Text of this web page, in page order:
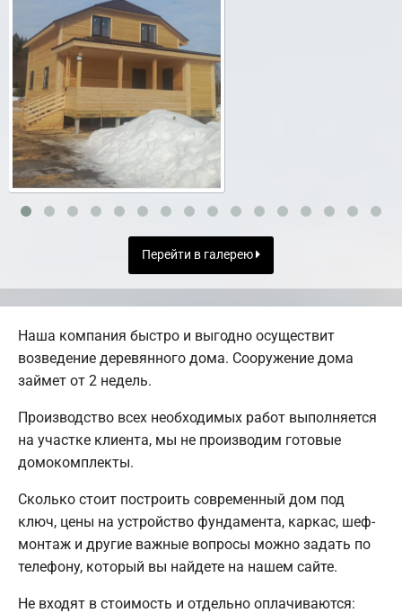
Перейти в галерею
Наша компания быстро и выгодно осуществит
возведение деревянного дома. Сооружение дома
займет от 2 недель.
Производство всех необходимых работ выполняется
на участке клиента, мы не производим готовые
домокомплекты.
Сколько стоит построить современный дом под
ключ, цены на устройство фундамента, каркас, шеф-
монтаж и другие важные вопросы можно задать по
телефону, который вы найдете на нашем сайте.
Не входят в стоимость и отдельно оплачиваются: